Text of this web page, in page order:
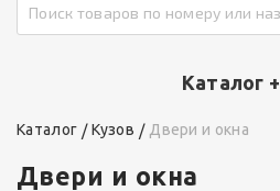
Каталог +
Каталог Кузов Двери и окна
Двери и окна